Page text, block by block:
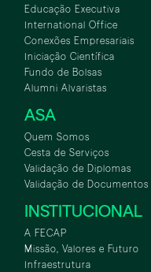
Educação Executiva
International Office
Conexões Empresariais
Iniciação Científica
Fundo de Bolsas
Alumni Alvaristas
ASA
Quem Somos
Cesta de Serviços
Validação de Diplomas
Validação de Documentos
INSTITUCIONAL
A FECAP
Missão, Valores e Futuro
Infraestrutura